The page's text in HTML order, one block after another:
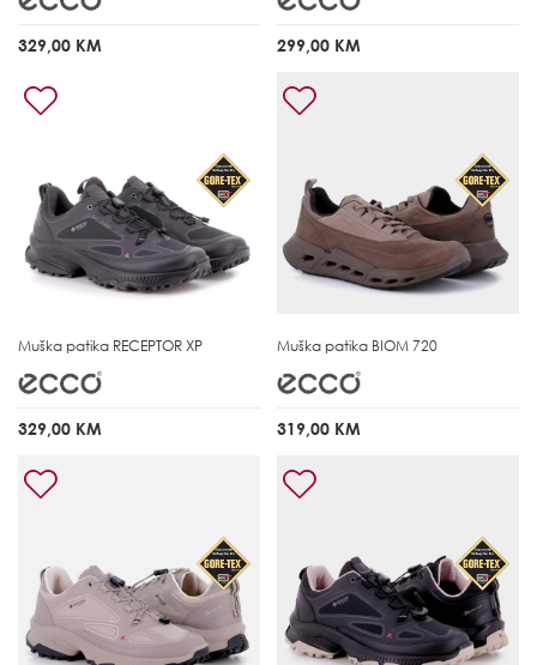
329,00 KM 299,00 KM
Muška patika RECEPTOR XP
329,00 KM
Muška patika BIOM 720
319,00 KM